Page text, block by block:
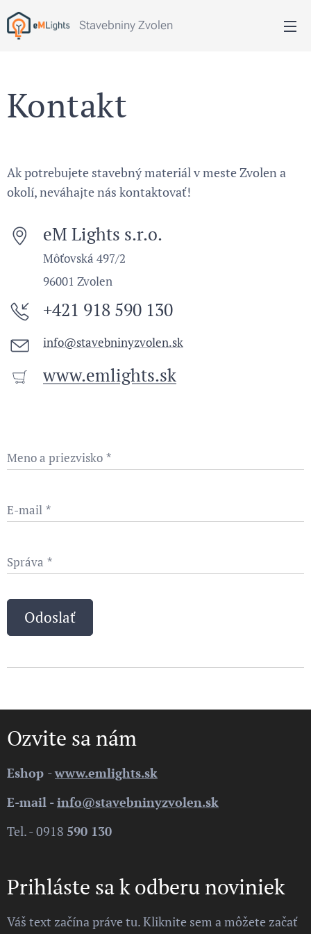
Stavebniny Zvolen
Kontakt
Ak potrebujete stavebný materiál v meste Zvolen a
okolí, neváhajte nás kontaktovať!
eM Lights s.r.o.
Môťovská 497/2
96001 Zvolen
+421 918 590 130
info@stavebninyzvolen.sk
www.emlights.sk
Meno a priezvisko
E-mail
Správa
Odoslať
Ozvite sa nám
Eshop -www.emlights.sk
E-mail -info@stavebninyzvolen.sk
Tel. - 0918 590 130
Prihláste sa k odberu noviniek
Váš text začína práve tu. Kliknite sem a môžete začať